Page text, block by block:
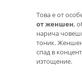
Това е от
от женшен,
нарича
тоник.
спад в
изтощение.